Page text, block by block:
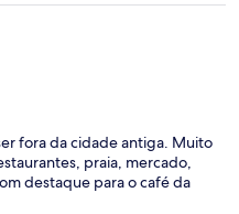
fora da cidade antiga. Muito
praia, mercado,
destaque para o café da